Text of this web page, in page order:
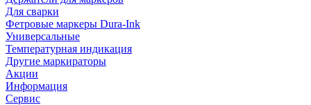
Для сварки
Фетровые маркеры Dura-Ink
Универсальные
Температурная индикация
Другие маркираторы
Акции
Информация
Сервис